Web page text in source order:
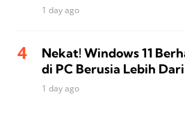
1 day ago
Nekat! Windows 11
di PC Berusia Lebih
1 day ago